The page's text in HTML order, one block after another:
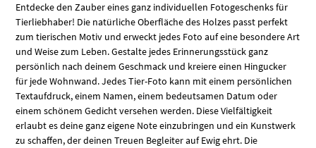
Entdecke den Zauber eines ganz individuellen Fotogeschenks für
Tierliebhaber! Die natürliche Oberfläche des Holzes passt perfekt
zum tierischen Motiv und erweckt jedes Foto auf eine besondere Art
und Weise zum Leben. Gestalte jedes Erinnerungsstück ganz
persönlich nach deinem Geschmack und kreiere einen Hingucker
für jede Wohnwand. Jedes Tier-Foto kann mit einem persönlichen
Textaufdruck, einem Namen, einem bedeutsamen Datum oder
einem schönem Gedicht versehen werden. Diese Vielfältigkeit
erlaubt es deine ganz eigene Note einzubringen und ein Kunstwerk
zu schaffen, der deinen Treuen Begleiter auf Ewig ehrt. Die